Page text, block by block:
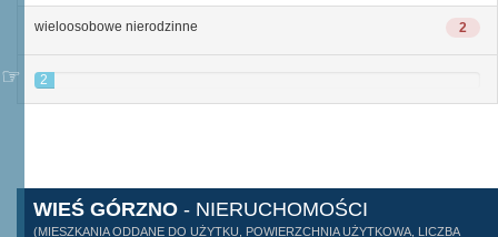
2
wieloosobowe nierodzinne
2
WIEŚ GÓRZNO - NIERUCHOMOŚCI
(MIESZKANIA ODDANE DO UŻYTKU, POWIERZCHNIA UŻYTKOWA, LICZBA